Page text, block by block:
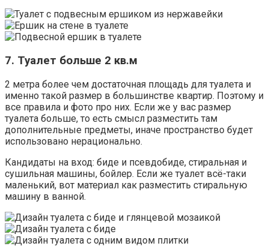
7. Туалет больше 2 кв.м
2 метра более чем достаточная площадь для туалета и
именно такой размер в большинстве квартир. Поэтому и
все правила и фото про них. Если же у вас размер
туалета больше, то есть смысл разместить там
дополнительные предметы, иначе пространство будет
использовано нерационально.
Кандидаты на вход: биде и псевдобиде, стиральная и
сушильная машины, бойлер. Если же туалет всё-таки
маленький, вот материал как разместить стиральную
машину в ванной.